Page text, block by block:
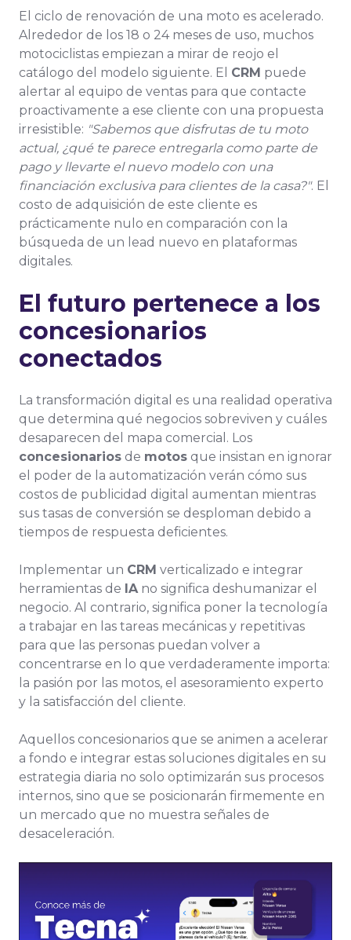
El ciclo de renovación de una moto es acelerado.
Alrededor de los 18 o 24 meses de uso, muchos
motociclistas empiezan a mirar de reojo el
catálogo del modelo siguiente. El CRM puede
alertar al equipo de ventas para que contacte
proactivamente a ese cliente con una propuesta
irresistible: "Sabemos que disfrutas de tu moto
actual, ¿qué te parece entregarla como parte de
pago y llevarte el nuevo modelo con una
financiación exclusiva para clientes de la casa?". El
costo de adquisición de este cliente es
prácticamente nulo en comparación con la
búsqueda de un lead nuevo en plataformas
digitales.
El futuro pertenece a los
concesionarios
conectados
La transformación digital es una realidad operativa
que determina qué negocios sobreviven y cuáles
desaparecen del mapa comercial. Los
concesionarios de motos que insistan en ignorar
el poder de la automatización verán cómo sus
costos de publicidad digital aumentan mientras
sus tasas de conversión se desploman debido a
tiempos de respuesta deficientes.
Implementar un CRM verticalizado e integrar
herramientas de IAno significa deshumanizar el
negocio. Al contrario, significa poner la tecnología
a trabajar en las tareas mecánicas y repetitivas
para que las personas puedan volver a
concentrarse en lo que verdaderamente importa:
la pasión por las motos, el asesoramiento experto
y la satisfacción del cliente.
Aquellos concesionarios que se animen a acelerar
a fondo e integrar estas soluciones digitales en su
estrategia diaria no solo optimizarán sus procesos
internos, sino que se posicionarán firmemente en
un mercado que no muestra señales de
desaceleración.